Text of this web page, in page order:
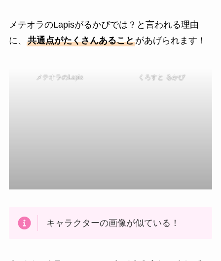
メテオラのLapisがるかぴでは？と言われる理由
に、 共通点がたくさんあることがあげられます！
メテオラのLapis くろすと るかぴ
キャラクターの画像が似ている！